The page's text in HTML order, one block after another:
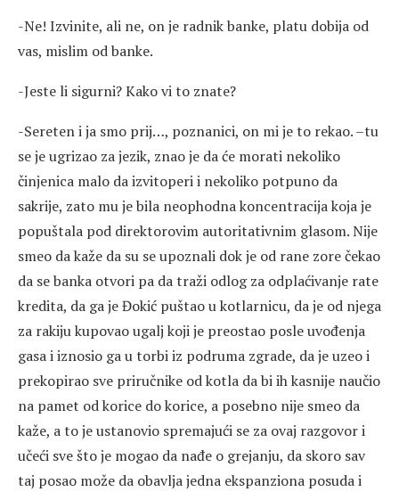
-Ne! Izvinite, ali ne, on je radnik banke, platu dobija od
vas, mislim od banke.
-Jeste li sigurni? Kako vi to znate?
-Sereten i ja smo prij…, poznanici, on mi je to rekao. –tu
se je ugrizao za jezik, znao je da će morati nekoliko
činjenica malo da izvitoperi i nekoliko potpuno da
sakrije, zato mu je bila neophodna koncentracija koja je
popuštala pod direktorovim autoritativnim glasom. Nije
smeo da kaže da su se upoznali dok je od rane zore čekao
da se banka otvori pa da traži odlog za odplaćivanje rate
kredita, da ga je Đokić puštao u kotlarnicu, da je od njega
za rakiju kupovao ugalj koji je preostao posle uvođenja
gasa i iznosio ga u torbi iz podruma zgrade, da je uzeo i
prekopirao sve priručnike od kotla da bi ih kasnije naučio
na pamet od korice do korice, a posebno nije smeo da
kaže, a to je ustanovio spremajući se za ovaj razgovor i
učeći sve što je mogao da nađe o grejanju, da skoro sav
taj posao može da obavlja jedna ekspanziona posuda i